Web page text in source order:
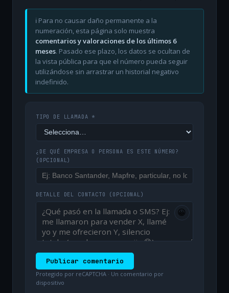
ℹ️ Para no causar daño permanente a la
numeración, esta página solo muestra
comentarios y valoraciones de los últimos 6
meses. Pasado ese plazo, los datos se ocultan de
la vista pública para que el número pueda seguir
utilizándose sin arrastrar un historial negativo
indefinido.
TIPO DE LLAMADA *
¿DE QUÉ EMPRESA O PERSONA ES ESTE NÚMERO?
(OPCIONAL)
DETALLE DEL CONTACTO (OPCIONAL)
😀
Publicar comentario
Protegido por reCAPTCHA · Un comentario por
dispositivo